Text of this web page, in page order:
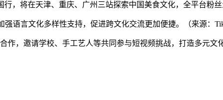
行，将在天津、重庆、广州三站探索中国美食文化，全平台粉
强语言文化多样性支持，促进跨文化交流更加便捷。（来源：
作，邀请学校、手工艺人等共同参与短视频挑战，打造多元文